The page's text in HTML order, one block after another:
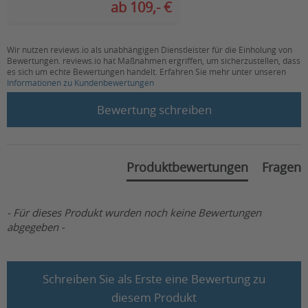
Griffe (in cm):
Abstand der Griffe (in cm):
42
20
Maximale Belastbarkeit
5
Aufbauvideo vorhanden:
nein
ab 109,- €
Wir nutzen reviews.io als unabhängigen Dienstleister für die Einholung von
Bewertungen. reviews.io hat Maßnahmen ergriffen, um sicherzustellen, dass
es sich um echte Bewertungen handelt. Erfahren Sie mehr unter unseren
Informationen zu Kundenbewertungen
Bewertung schreiben
Produktbewertungen Fragen
- Für dieses Produkt wurden noch keine Bewertungen
abgegeben -
Schreiben Sie als Erste eine Bewertung zu
diesem Produkt